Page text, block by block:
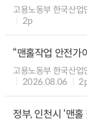
고용노동부 한국산
2p
“맨홀작업 안전가
고용노동부 한국산
2026.08.06
정부, 인천시 ‘맨